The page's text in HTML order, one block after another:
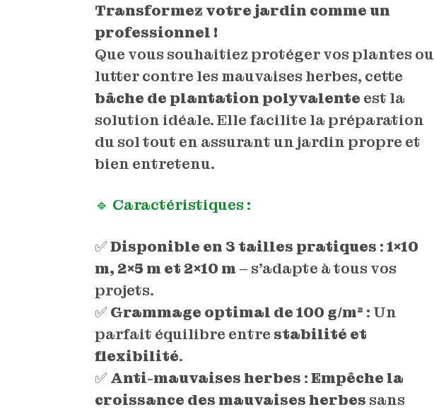
Transformez votre jardin comme un
professionnel !
Que vous souhaitiez protéger vos plantes ou
lutter contre les mauvaises herbes, cette
bâche de plantation polyvalente est la
solution idéale. Elle facilite la préparation
du sol tout en assurant un jardin propre et
bien entretenu.
🔹 Caractéristiques :
✅Disponible en 3 tailles pratiques :1×10
m, 2×5 m et 2×10 m – s’adapte à tous vos
projets.
✅ Grammage optimal de 100 g/m² : Un
parfait équilibre entre stabilité et
flexibilité.
✅ Anti-mauvaises herbes :Empêche la
croissance des mauvaises herbes sans